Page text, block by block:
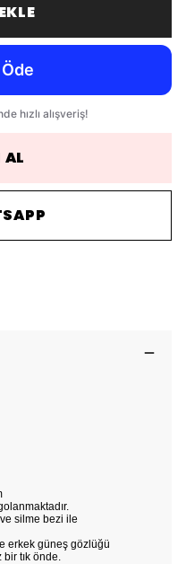
AL
silme bezi ile
erkek güneş gözlüğü
bir tık önde.